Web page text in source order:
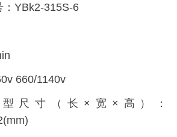
YBk2-315S-6
660/1140v
寸（长×宽×高）：